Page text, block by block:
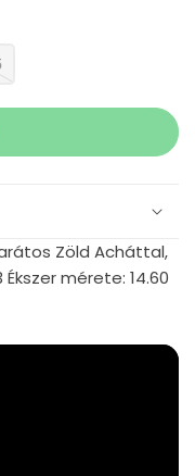
Zöld Acháttal,
mérete: 14.60